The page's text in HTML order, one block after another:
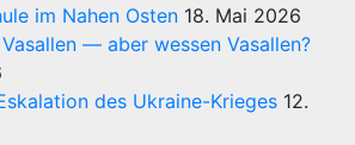
im Nahen Osten 18. Mai 2026
— aber wessen Vasallen?
des Ukraine-Krieges 12.